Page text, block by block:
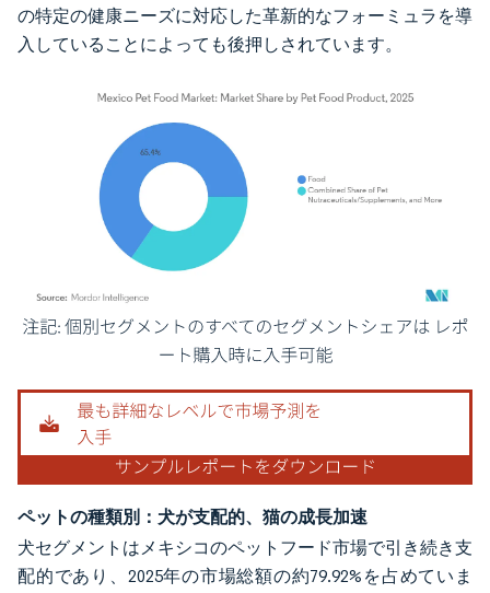
の特定の健康ニーズに対応した革新的なフォーミュラを導
入していることによっても後押しされています。
画像 © Mordor Intelligence。再利用にはCC BY 4.0の表示が必要です。
ペットの種類別：犬が支配的、猫の成長加速
犬セグメントはメキシコのペットフード市場で引き続き支
配的であり、2025年の市場総額の約79.92%を占めていま